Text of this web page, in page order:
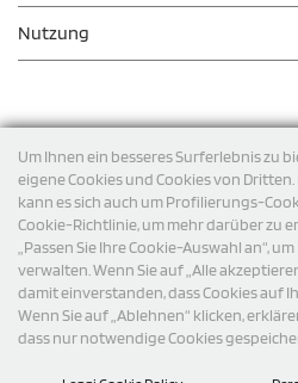
Um Ihnen ein besseres Surferlebnis zu
eigene Cookies und Cookies von
kann es sich auch um Profilierungs-
Cookie-Richtlinie, um mehr darüber zu
„Passen Sie Ihre Cookie-Auswahl an“,
verwalten. Wenn Sie auf „Alle
damit einverstanden, dass Cookies auf
Wenn Sie auf „Ablehnen“ klicken,
dass nur notwendige Cookies
Nutzung
Versand